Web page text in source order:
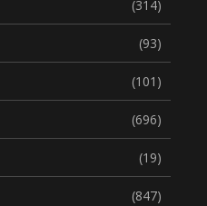
(314)
(93)
(101)
(696)
(19)
(847)